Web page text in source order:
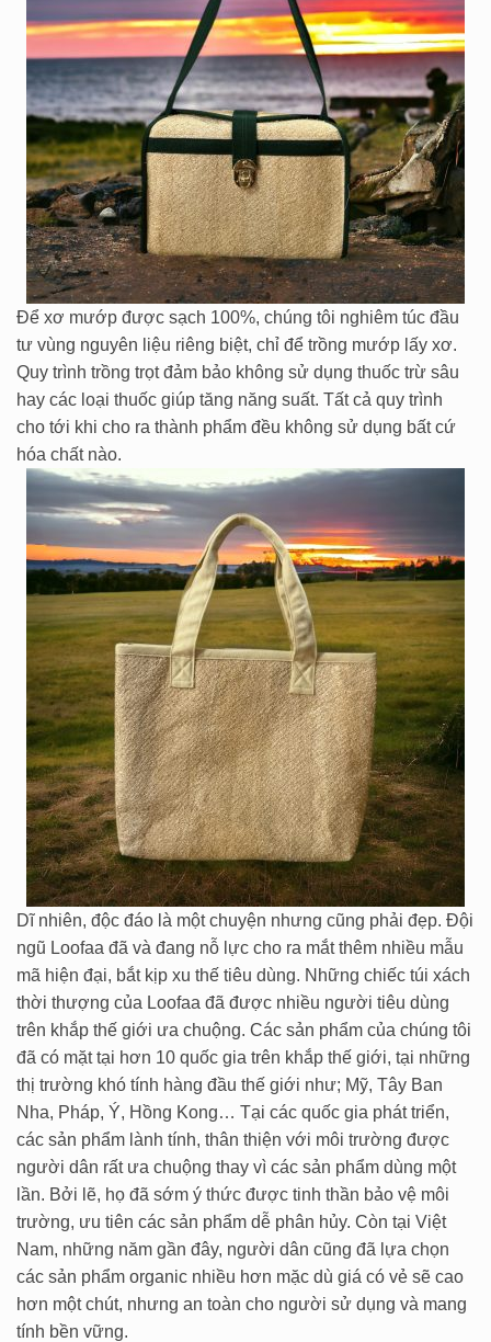
Để xơ mướp được sạch 100%, chúng tôi nghiêm túc đầu
tư vùng nguyên liệu riêng biệt, chỉ để trồng mướp lấy xơ.
Quy trình trồng trọt đảm bảo không sử dụng thuốc trừ sâu
hay các loại thuốc giúp tăng năng suất. Tất cả quy trình
cho tới khi cho ra thành phẩm đều không sử dụng bất cứ
hóa chất nào.
Dĩ nhiên, độc đáo là một chuyện nhưng cũng phải đẹp. Đội
ngũ Loofaa đã và đang nỗ lực cho ra mắt thêm nhiều mẫu
mã hiện đại, bắt kịp xu thế tiêu dùng. Những chiếc túi xách
thời thượng của Loofaa đã được nhiều người tiêu dùng
trên khắp thế giới ưa chuộng. Các sản phẩm của chúng tôi
đã có mặt tại hơn 10 quốc gia trên khắp thế giới, tại những
thị trường khó tính hàng đầu thế giới như; Mỹ, Tây Ban
Nha, Pháp, Ý, Hồng Kong… Tại các quốc gia phát triển,
các sản phẩm lành tính, thân thiện với môi trường được
người dân rất ưa chuộng thay vì các sản phẩm dùng một
lần. Bởi lẽ, họ đã sớm ý thức được tinh thần bảo vệ môi
trường, ưu tiên các sản phẩm dễ phân hủy. Còn tại Việt
Nam, những năm gần đây, người dân cũng đã lựa chọn
các sản phẩm organic nhiều hơn mặc dù giá có vẻ sẽ cao
hơn một chút, nhưng an toàn cho người sử dụng và mang
tính bền vững.